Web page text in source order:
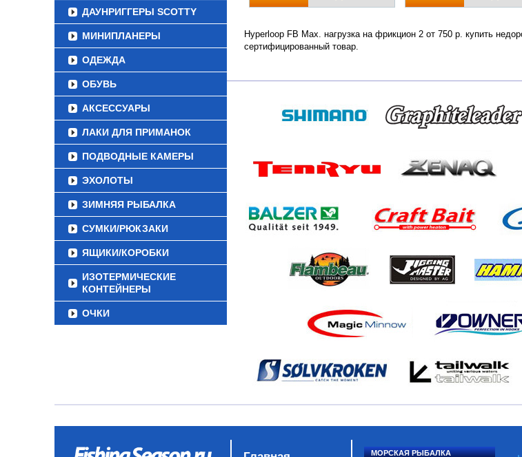
ДАУНРИГГЕРЫ SCOTTY
МИНИПЛАНЕРЫ
ОДЕЖДА
ОБУВЬ
АКСЕССУАРЫ
ЛАКИ ДЛЯ ПРИМАНОК
ПОДВОДНЫЕ КАМЕРЫ
ЭХОЛОТЫ
ЗИМНЯЯ РЫБАЛКА
СУМКИ/РЮКЗАКИ
ЯЩИКИ/КОРОБКИ
ИЗОТЕРМИЧЕСКИЕ
КОНТЕЙНЕРЫ
ОЧКИ
Hyperloop FB Max. нагрузка на фрикцион 2 от 750 р. купить
сертифицированный товар.
МОРСКАЯ РЫБАЛКА